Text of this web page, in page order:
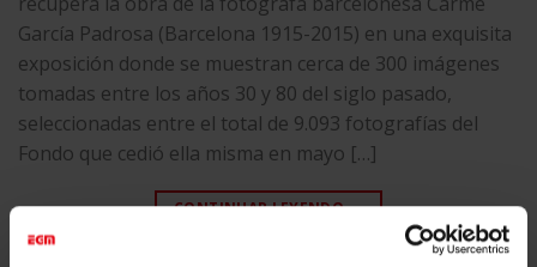
García Padrosa (Barcelona 1915-2015) en una exquisita
exposición donde se muestran cerca de 300 imágenes
tomadas entre los años 30 y 80 del siglo pasado,
seleccionadas entre el total de 9.093 fotografías del
Fondo que cedió ella misma en mayo […]
CONTINUAR LEYENDO→